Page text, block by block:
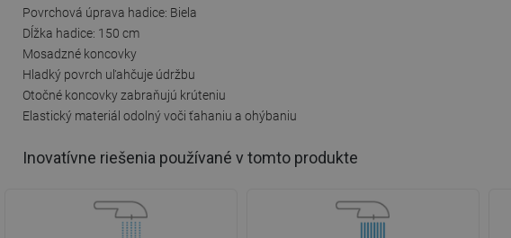
Povrchová úprava hadice: Biela
Dĺžka hadice: 150 cm
Mosadzné koncovky
Hladký povrch uľahčuje údržbu
Otočné koncovky zabraňujú krúteniu
Elastický materiál odolný voči ťahaniu a ohýbaniu
Inovatívne riešenia používané v tomto produkte